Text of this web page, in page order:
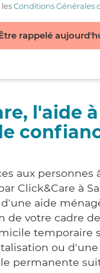
Conditions Générales
rappelé
l'aide
aux personnes
Click&Care à
d'une aide
de votre cadre
temporaire
ou d'une
permanente